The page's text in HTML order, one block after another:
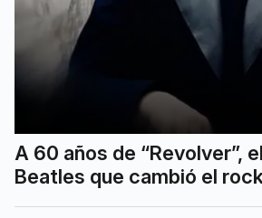
A 60 años de “Revolver”,
Beatles que cambió el